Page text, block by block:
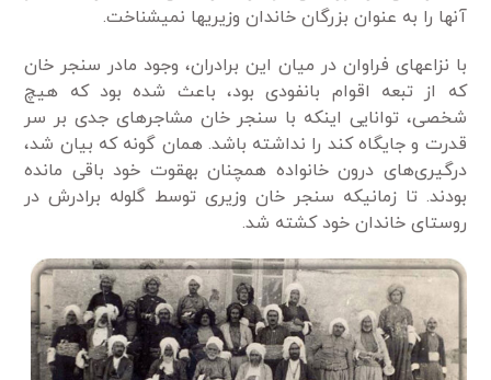
آن­ها را به­ عنوان بزرگان خاندان وزیری­ها نمی­شناخت.
با نزاع­های فراوان در میان این برادران، وجود مادر سنجر خان
که از تبعه اقوام بانفودی بود، باعث شده بود که هیچ
شخصی، توانایی این­که با سنجر خان مشاجره­ای جدی بر سر
قدرت و جایگاه کند را نداشته باشد. همان­ گونه که بیان شد،
درگیری‌های درون خانواده همچنان به­قوت خود باقی مانده
بودند. تا زمانی­که سنجر خان وزیری توسط گلوله برادرش در
روستای خاندان خود کشته شد.